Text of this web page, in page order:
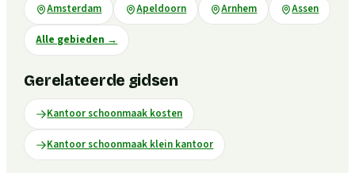
Amsterdam Apeldoorn Arnhem Assen
Alle gebieden →
Gerelateerde gidsen
Kantoor schoonmaak kosten
Kantoor schoonmaak klein kantoor